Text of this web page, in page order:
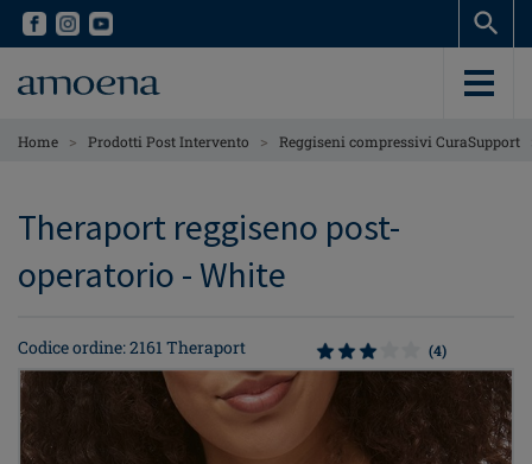
Skip
content
Skip
content
Home > Prodotti Post Intervento > Reggiseni compressivi CuraSupport
Theraport reggiseno post-
operatorio - White
Codice ordine: 2161 Theraport (4)